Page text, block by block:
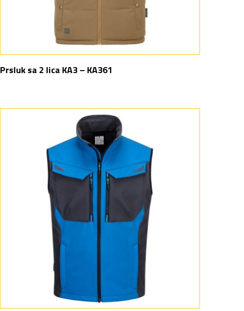
Prsluk sa 2 lica KA3 – KA361